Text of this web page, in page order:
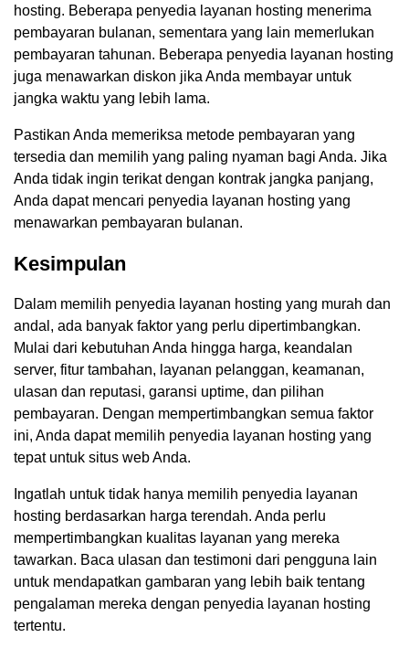
hosting. Beberapa penyedia layanan hosting menerima
pembayaran bulanan, sementara yang lain memerlukan
pembayaran tahunan. Beberapa penyedia layanan hosting
juga menawarkan diskon jika Anda membayar untuk
jangka waktu yang lebih lama.
Pastikan Anda memeriksa metode pembayaran yang
tersedia dan memilih yang paling nyaman bagi Anda. Jika
Anda tidak ingin terikat dengan kontrak jangka panjang,
Anda dapat mencari penyedia layanan hosting yang
menawarkan pembayaran bulanan.
Kesimpulan
Dalam memilih penyedia layanan hosting yang murah dan
andal, ada banyak faktor yang perlu dipertimbangkan.
Mulai dari kebutuhan Anda hingga harga, keandalan
server, fitur tambahan, layanan pelanggan, keamanan,
ulasan dan reputasi, garansi uptime, dan pilihan
pembayaran. Dengan mempertimbangkan semua faktor
ini, Anda dapat memilih penyedia layanan hosting yang
tepat untuk situs web Anda.
Ingatlah untuk tidak hanya memilih penyedia layanan
hosting berdasarkan harga terendah. Anda perlu
mempertimbangkan kualitas layanan yang mereka
tawarkan. Baca ulasan dan testimoni dari pengguna lain
untuk mendapatkan gambaran yang lebih baik tentang
pengalaman mereka dengan penyedia layanan hosting
tertentu.